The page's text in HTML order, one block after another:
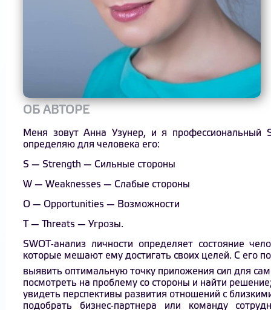
ОБ АВТОРЕ
Меня зовут Анна Узунер, и я профессиональный
определяю для человека его:
S — Strength — Сильные стороны
W — Weaknesses — Слабые стороны
O — Opportunities — Возможности
Т — Threats — Угрозы.
SWOT-анализ личности определяет состояние
которые мешают ему достигать своих целей. С его
выявить оптимальную точку приложения сил для
посмотреть на проблему со стороны и найти
увидеть перспективы развития отношений с
подобрать бизнес-партнера или команду